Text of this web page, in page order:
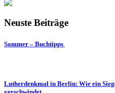
Neuste Beiträge
Sommer – Buchtipps
Lutherdenkmal in Berlin: Wie ein